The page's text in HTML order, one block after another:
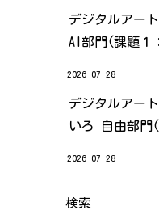
デジタルア
AI部門(課題１
2026-07-28
デジタルアー
いろ 自由部門(
2026-07-28
検索